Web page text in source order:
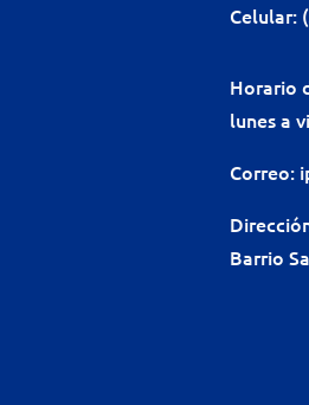
Celular:
Horario
lunes a
Correo:
Barrio